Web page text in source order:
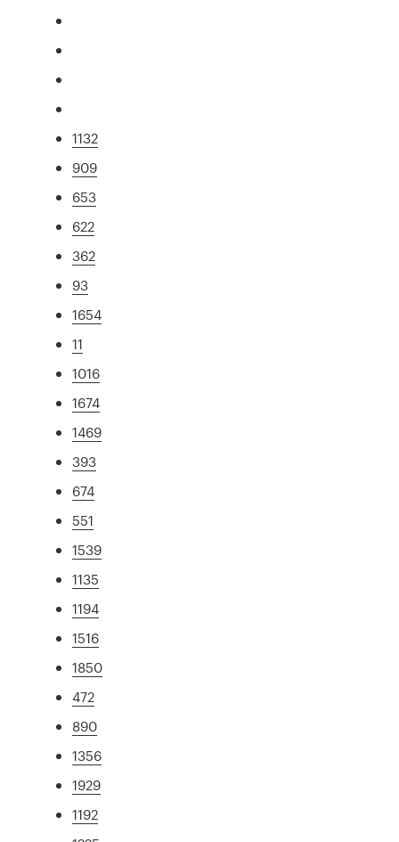
1132
909
653
622
362
93
1654
11
1016
1674
1469
393
674
551
1539
1135
1194
1516
1850
472
890
1356
1929
1192